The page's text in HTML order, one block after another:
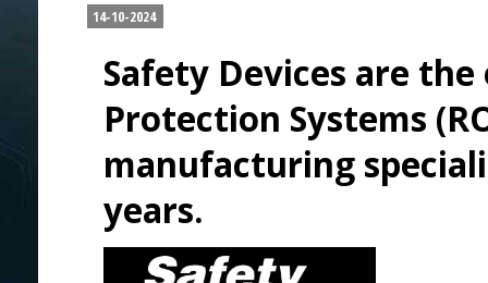
14-10-2024
Safety Devices are
Protection Systems
manufacturing
years.